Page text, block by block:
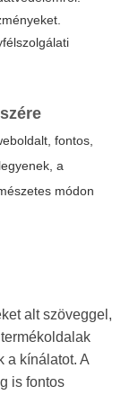
fontos,
a
módon
alt szöveggel,
a kínálatot. A
is fontos